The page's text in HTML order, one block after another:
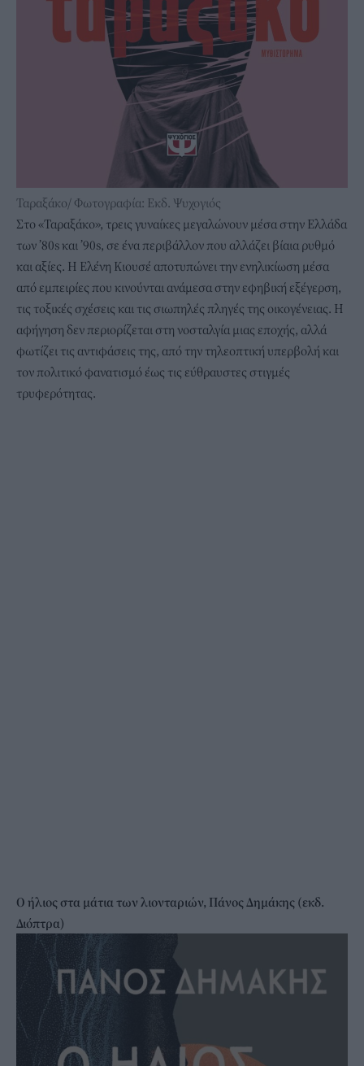
Ταραξάκο/ Φωτογραφία: Εκδ. Ψυχογιός
Στο «Ταραξάκο», τρεις γυναίκες μεγαλώνουν μέσα στην Ελλάδα
των ’80s και ’90s, σε ένα περιβάλλον που αλλάζει βίαια ρυθμό
και αξίες. Η Ελένη Κιουσέ αποτυπώνει την ενηλικίωση μέσα
από εμπειρίες που κινούνται ανάμεσα στην εφηβική εξέγερση,
τις τοξικές σχέσεις και τις σιωπηλές πληγές της οικογένειας. Η
αφήγηση δεν περιορίζεται στη νοσταλγία μιας εποχής, αλλά
φωτίζει τις αντιφάσεις της, από την τηλεοπτική υπερβολή και
τον πολιτικό φανατισμό έως τις εύθραυστες στιγμές
τρυφερότητας.
Ο ήλιος στα μάτια των λιονταριών, Πάνος Δημάκης (εκδ.
Διόπτρα)